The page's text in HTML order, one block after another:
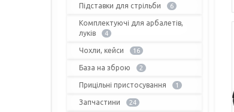
Підставки для стрільби 6
Комплектуючі для арбалетів,
луків
4
Чохли, кейси 16
База на зброю 2
Прицільні пристосування 1
Запчастини 24